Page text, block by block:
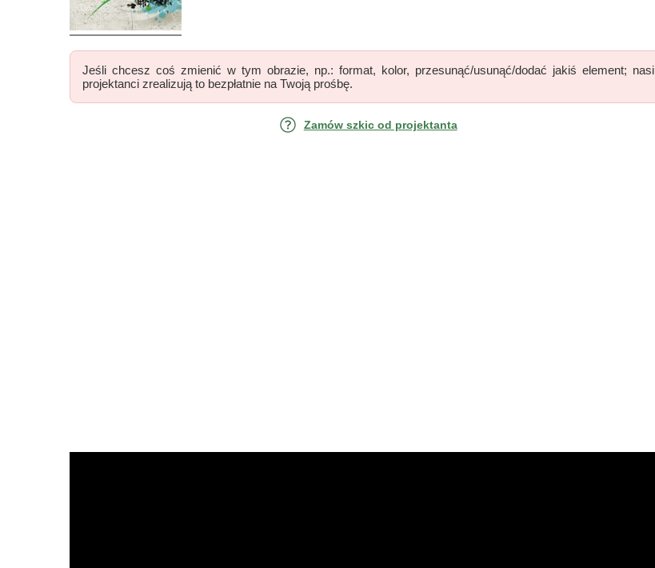
Jeśli chcesz coś zmienić w tym obrazie, np.: format, kolor, przesunąć/usunąć/dodać jakiś element; nasi
projektanci zrealizują to bezpłatnie na Twoją prośbę.
Zamów szkic od projektanta